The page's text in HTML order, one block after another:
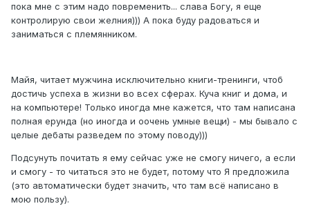
пока мне с этим надо повременить... слава Богу, я еще
контролирую свои желния))) А пока буду радоваться и
заниматься с племянником.
Майя, читает мужчина исключительно книги-тренинги, чтоб
достичь успеха в жизни во всех сферах. Куча книг и дома, и
на компьютере! Только иногда мне кажется, что там написана
полная ерунда (но иногда и оочень умные вещи) - мы бывало с
целые дебаты разведем по этому поводу)))
Подсунуть почитать я ему сейчас уже не смогу ничего, а если
и смогу - то читаться это не будет, потому что Я предложила
(это автоматически будет значить, что там всё написано в
мою пользу).